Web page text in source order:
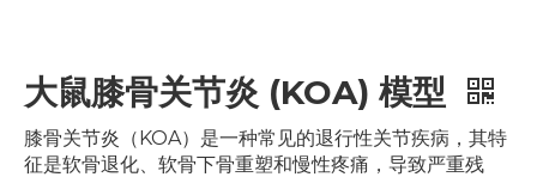
大鼠膝骨关节炎 (KOA) 模型
膝骨关节炎（KOA）是一种常见的退行性关节疾病，其特
征是软骨退化、软骨下骨重塑和慢性疼痛，导致严重残